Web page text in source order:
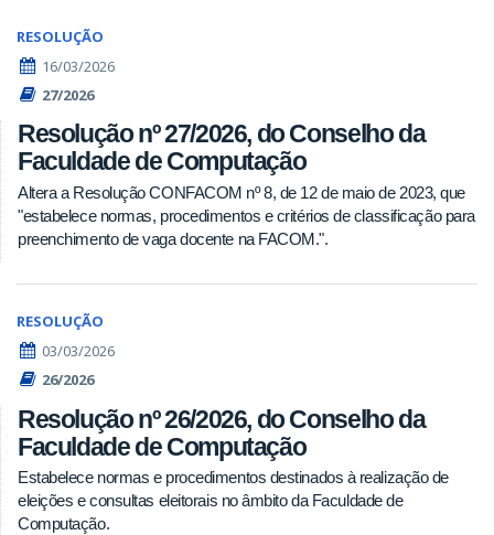
RESOLUÇÃO
16/03/2026
27/2026
Resolução nº 27/2026, do Conselho da
Faculdade de Computação
Altera a Resolução CONFACOM nº 8, de 12 de maio de 2023, que
"estabelece normas, procedimentos e critérios de classificação para
preenchimento de vaga docente na FACOM.".
RESOLUÇÃO
03/03/2026
26/2026
Resolução nº 26/2026, do Conselho da
Faculdade de Computação
Estabelece normas e procedimentos destinados à realização de
eleições e consultas eleitorais no âmbito da Faculdade de
Computação.